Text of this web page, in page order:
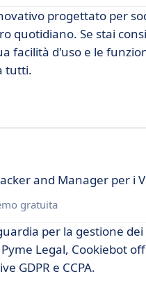
progettato per
quotidiano. Se stai
facilità d'uso e le
tutti.
and Manager per i
gratuita
per la gestione
Legal, Cookiebot
GDPR e CCPA.